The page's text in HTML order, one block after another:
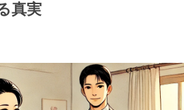
真実